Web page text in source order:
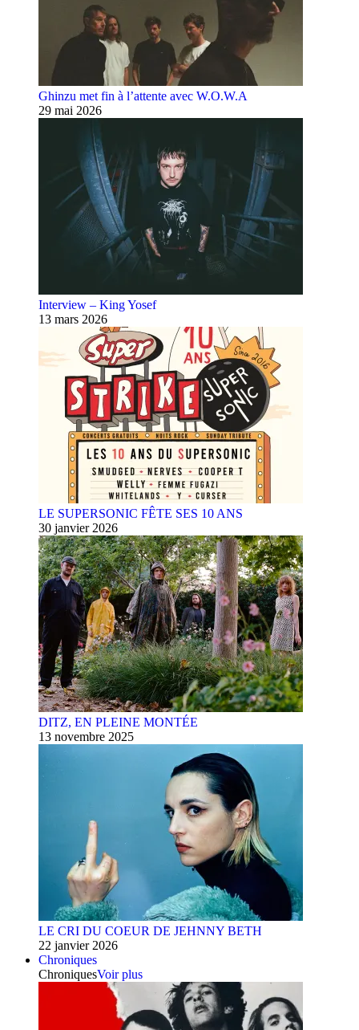
Ghinzu met fin à l’attente avec W.O.W.A
29 mai 2026
Interview – King Yosef
13 mars 2026
LE SUPERSONIC FÊTE SES 10 ANS
30 janvier 2026
DITZ, EN PLEINE MONTÉE
13 novembre 2025
LE CRI DU COEUR DE JEHNNY BETH
22 janvier 2026
Chroniques
ChroniquesVoir plus